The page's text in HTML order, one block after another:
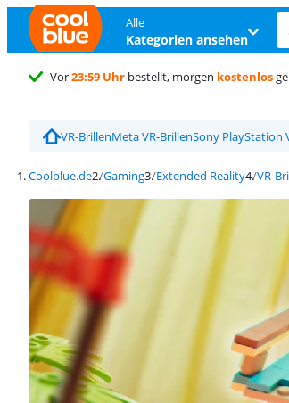
Alle
Kategorien ansehen
Vor23:59 Uhr bestellt, morgen kostenlos
VR-BrillenMeta VR-BrillenSony PlayStation
Coolblue.de Gaming Extended Reality VR-